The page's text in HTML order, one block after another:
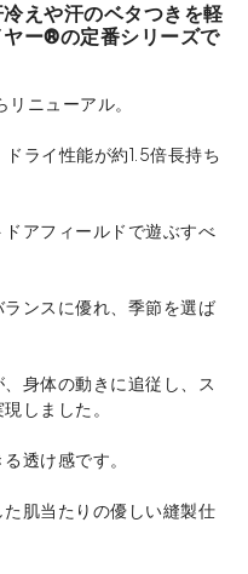
えや汗のベタつきを軽
ー®の定番シリーズで
ニューアル。
ライ性能が約1.5倍長持ち
アフィールドで遊ぶすべ
ンスに優れ、季節を選ば
身体の動きに追従し、ス
しました。
透け感です。
肌当たりの優しい縫製仕